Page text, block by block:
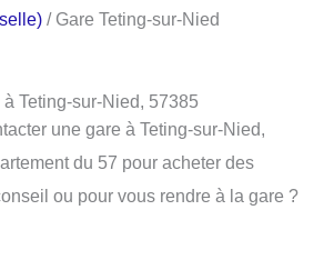
/ Gare Teting-sur-Nied
Teting-sur-Nied, 57385
une gare à Teting-sur-Nied,
du 57 pour acheter des
ou pour vous rendre à la gare ?